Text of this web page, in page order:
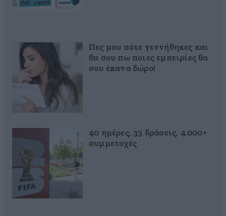
Πες μου πότε γεννήθηκες και
θα σου πω ποιες εμπειρίες θα
σου έκανα δώρο!
40 ημέρες, 33 δράσεις, 4.000+
συμμετοχές